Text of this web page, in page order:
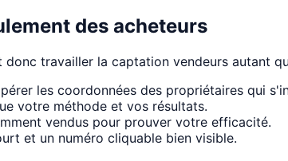
des acheteurs
travailler la captation vendeurs autant
les coordonnées des propriétaires qui
votre méthode et vos résultats.
vendus pour prouver votre efficacité.
et un numéro cliquable bien visible.